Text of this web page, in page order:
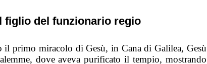
figlio del funzionario regio
il primo miracolo di Gesù, in Cana di Galilea, Gesù
dove aveva purificato il tempio, mostrando